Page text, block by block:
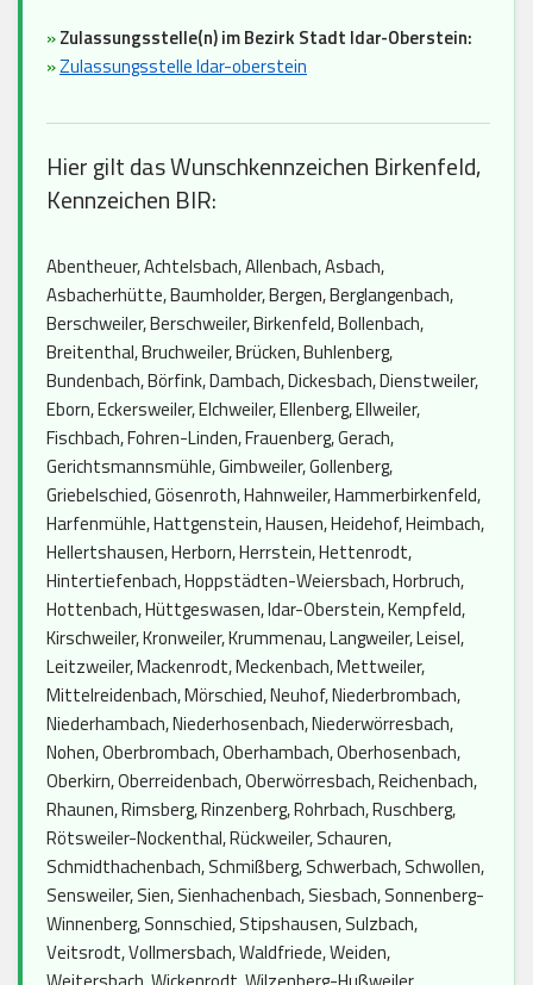
»Zulassungsstelle(n) im Bezirk Stadt Idar-Oberstein:
»Zulassungsstelle Idar-oberstein
Hier gilt das Wunschkennzeichen Birkenfeld,
Kennzeichen BIR:
Abentheuer, Achtelsbach, Allenbach, Asbach,
Asbacherhütte, Baumholder, Bergen, Berglangenbach,
Berschweiler, Berschweiler, Birkenfeld, Bollenbach,
Breitenthal, Bruchweiler, Brücken, Buhlenberg,
Bundenbach, Börfink, Dambach, Dickesbach, Dienstweiler,
Eborn, Eckersweiler, Elchweiler, Ellenberg, Ellweiler,
Fischbach, Fohren-Linden, Frauenberg, Gerach,
Gerichtsmannsmühle, Gimbweiler, Gollenberg,
Griebelschied, Gösenroth, Hahnweiler, Hammerbirkenfeld,
Harfenmühle, Hattgenstein, Hausen, Heidehof, Heimbach,
Hellertshausen, Herborn, Herrstein, Hettenrodt,
Hintertiefenbach, Hoppstädten-Weiersbach, Horbruch,
Hottenbach, Hüttgeswasen, Idar-Oberstein, Kempfeld,
Kirschweiler, Kronweiler, Krummenau, Langweiler, Leisel,
Leitzweiler, Mackenrodt, Meckenbach, Mettweiler,
Mittelreidenbach, Mörschied, Neuhof, Niederbrombach,
Niederhambach, Niederhosenbach, Niederwörresbach,
Nohen, Oberbrombach, Oberhambach, Oberhosenbach,
Oberkirn, Oberreidenbach, Oberwörresbach, Reichenbach,
Rhaunen, Rimsberg, Rinzenberg, Rohrbach, Ruschberg,
Rötsweiler-Nockenthal, Rückweiler, Schauren,
Schmidthachenbach, Schmißberg, Schwerbach, Schwollen,
Sensweiler, Sien, Sienhachenbach, Siesbach, Sonnenberg-
Winnenberg, Sonnschied, Stipshausen, Sulzbach,
Veitsrodt, Vollmersbach, Waldfriede, Weiden,